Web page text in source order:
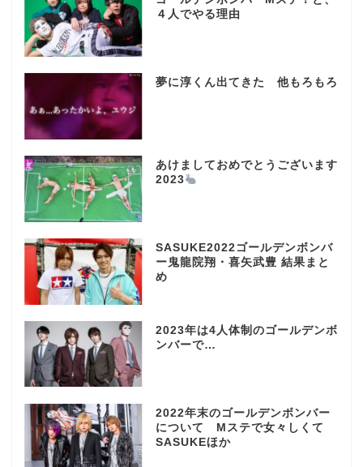
４人でやる理由
夢に淳くん出てきた 他もろもろ
あけましておめでとうございます
2023
SASUKE2022ゴールデンボンバ
ー鬼龍院翔・喜矢武豊 結果まと
め
2023年は4人体制のゴールデンボ
ンバーで…
2022年末のゴールデンボンバー
について Mステで女々しくて
SASUKEほか